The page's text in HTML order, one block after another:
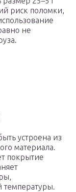
риск поломки,
не
устроена из
материала.
покрытие
температуры.